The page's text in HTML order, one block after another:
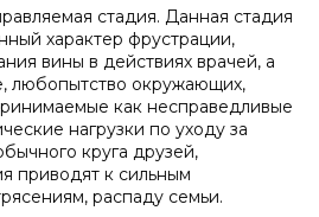
стадия. Данная стадия
характер фрустрации,
вины в действиях врачей, а
любопытство окружающих,
как несправедливые
нагрузки по уходу за
круга друзей,
приводят к сильным
распаду семьи.